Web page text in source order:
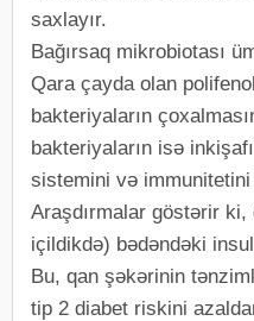
saxlayır.
Bağırsaq mikrobiotası
Qara çayda olan
bakteriyaların
bakteriyaların isə
sistemini və
Araşdırmalar göstərir
içildikdə) bədəndəki
Bu, qan şəkərinin
tip 2 diabet riskini